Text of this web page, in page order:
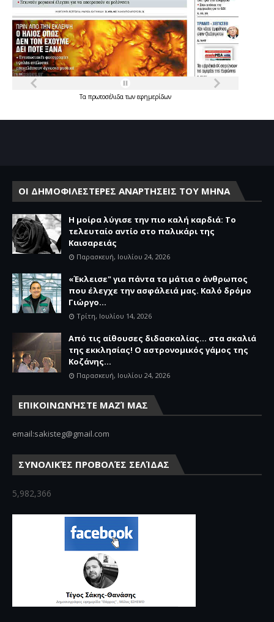
Τα πρωτοσέλιδατων εφημερίδων
ΟΙ ΔΗΜΟΦΙΛΕΣΤΕΡΕΣ ΑΝΑΡΤΗΣΕΙΣ ΤΟΥ ΜΗΝΑ
Η μοίρα λύγισε την πιο καλή καρδιά: Το
τελευταίο αντίο στο παλικάρι της
Καισαρειάς
Παρασκευή, Ιουλίου 24, 2026
«Έκλεισε" για πάντα τα μάτια ο άνθρωπος
που έλεγχε την ασφάλειά μας. Καλό δρόμο
Γιώργο...
Τρίτη, Ιουλίου 14, 2026
Από τις αίθουσες διδασκαλίας… στα σκαλιά
της εκκλησίας! Ο αστρονομικός γάμος της
Κοζάνης...
Παρασκευή, Ιουλίου 24, 2026
ΕΠΙΚΟΙΝΩΝΉΣΤΕ ΜΑΖΊ ΜΑΣ
email:sakisteg@gmail.com
ΣΥΝΟΛΙΚΈΣ ΠΡΟΒΟΛΈΣ ΣΕΛΊΔΑΣ
5,982,366